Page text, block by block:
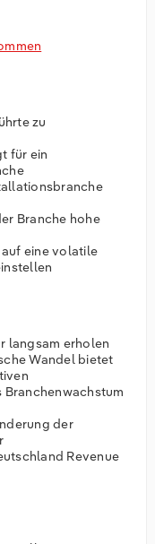
zu
für ein
Branche hohe
eine volatile
langsam erholen
Wandel bietet
der
Revenue